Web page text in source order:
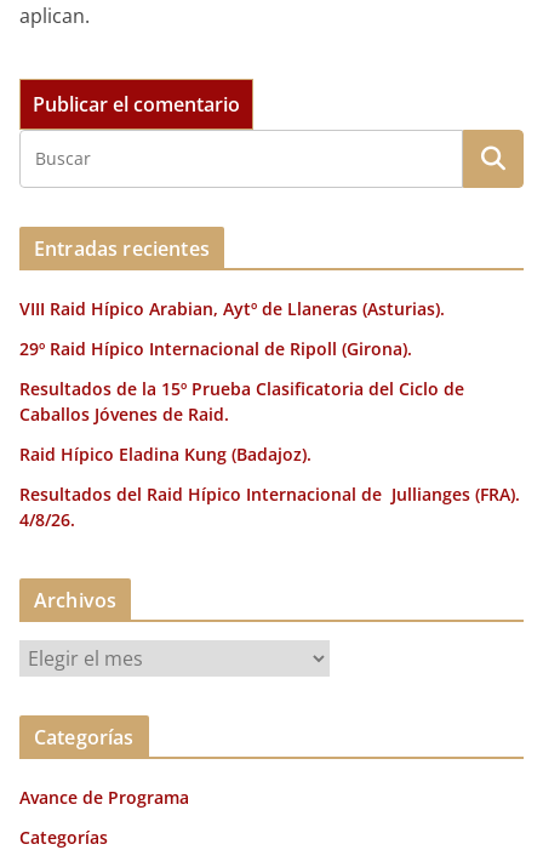
aplican.
Entradas recientes
VIII Raid Hípico Arabian, Aytº de Llaneras (Asturias).
29º Raid Hípico Internacional de Ripoll (Girona).
Resultados de la 15º Prueba Clasificatoria del Ciclo de
Caballos Jóvenes de Raid.
Raid Hípico Eladina Kung (Badajoz).
Resultados del Raid Hípico Internacional de Jullianges (FRA).
4/8/26.
Archivos
r
c
v
o
Categorías
Avance de Programa
Categorías